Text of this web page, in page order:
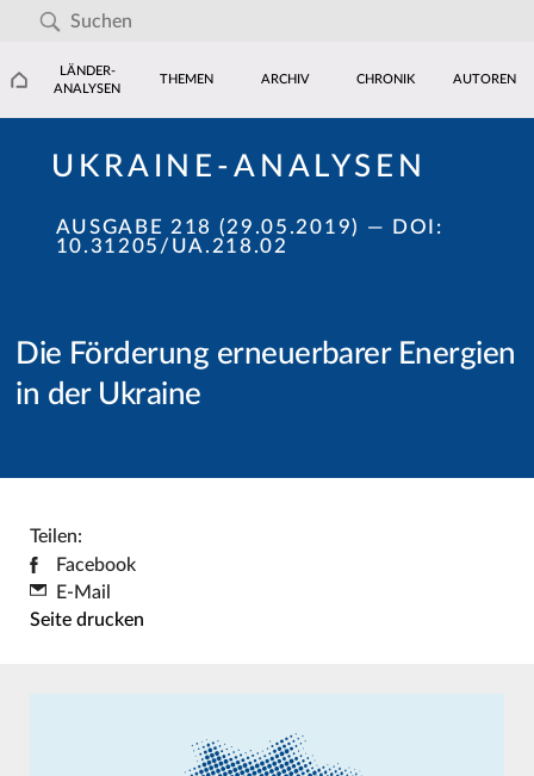
LÄNDER-
ANALYSEN
THEMEN ARCHIV CHRONIK AUTOREN
UKRAINE-ANALYSEN
AUSGABE 218 (29.05.2019)
— DOI:
10.31205/UA.218.02
Die Förderung erneuerbarer Energien
in der Ukraine
Teilen:
Facebook
E-Mail
Seite drucken